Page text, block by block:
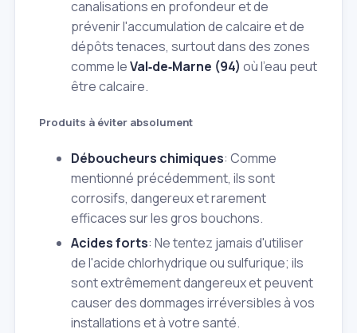
canalisations en profondeur et de
prévenir l'accumulation de calcaire et de
dépôts tenaces, surtout dans des zones
comme leVal‑de‑Marne (94) où l'eau peut
être calcaire.
Produits à éviter absolument
Déboucheurs chimiques: Comme
mentionné précédemment, ils sont
corrosifs, dangereux et rarement
efficaces sur les gros bouchons.
Acides forts: Ne tentez jamais d'utiliser
de l'acide chlorhydrique ou sulfurique; ils
sont extrêmement dangereux et peuvent
causer des dommages irréversibles à vos
installations et à votre santé.